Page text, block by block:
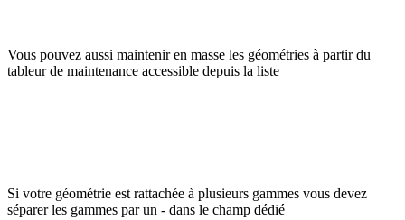
Vous pouvez aussi maintenir en masse les géométries à partir du
tableur de maintenance accessible depuis la liste
Si votre géométrie est rattachée à plusieurs gammes vous devez
séparer les gammes par un - dans le champ dédié